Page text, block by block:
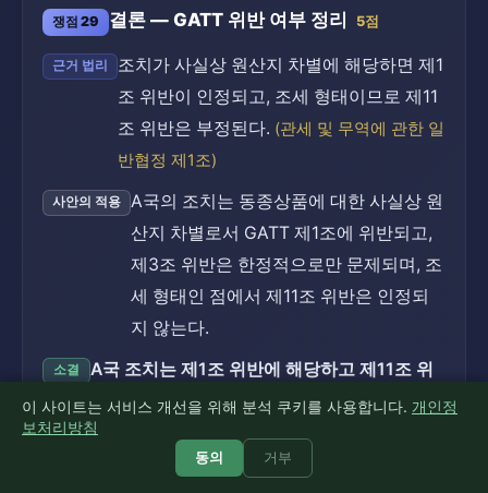
쟁점 29 결론 — GATT 위반 여부 정리 5점
근거 법리
조치가 사실상 원산지 차별에 해당하면 제1
조 위반이 인정되고, 조세 형태이므로 제11
조 위반은 부정된다. (관세 및 무역에 관한 일
반협정 제1조)
사안의 적용
A국의 조치는 동종상품에 대한 사실상 원
산지 차별로서 GATT 제1조에 위반되고,
제3조 위반은 한정적으로만 문제되며, 조
세 형태인 점에서 제11조 위반은 인정되
지 않는다.
소결
A국 조치는 제1조 위반에 해당하고 제11조 위
반은 인정되지 않는다.
〈제2문의2〉 2. GATT 제20조(b) 항변
이 사이트는 서비스 개선을 위해 분석 쿠키를 사용합니다. 개인정
보처리방침
동의 거부